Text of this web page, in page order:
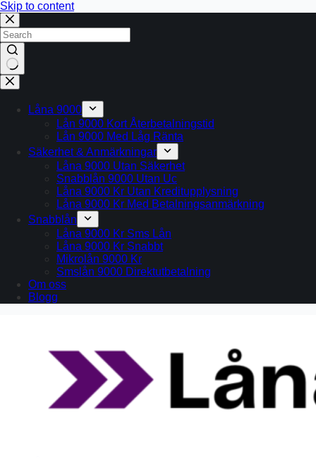
Skip to content
No
results
Låna 9000
Lån 9000 Kort Återbetalningstid
Lån 9000 Med Låg Ränta
Säkerhet & Anmärkningar
Låna 9000 Utan Säkerhet
Snabblån 9000 Utan Uc
Låna 9000 Kr Utan Kreditupplysning
Låna 9000 Kr Med Betalningsanmärkning
Snabblån
Låna 9000 Kr Sms Lån
Låna 9000 Kr Snabbt
Mikrolån 9000 Kr
Smslån 9000 Direktutbetalning
Om oss
Blogg